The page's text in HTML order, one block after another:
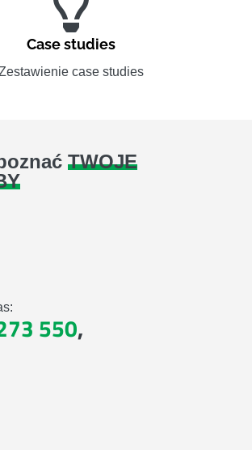
Case studies
case studies
TWOJE
550,